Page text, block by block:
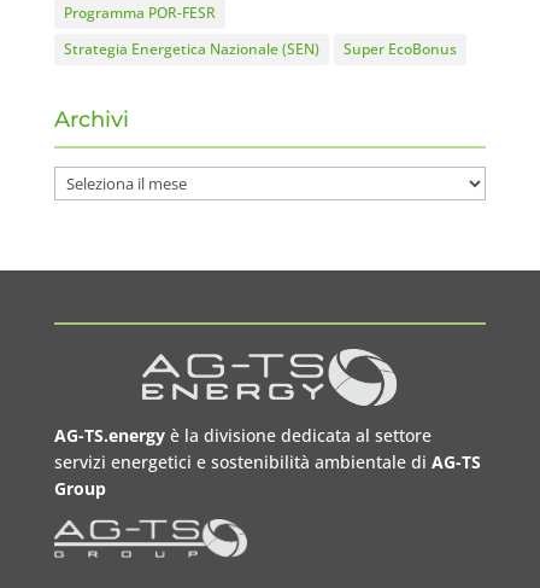
Programma POR-FESR
Strategia Energetica Nazionale (SEN)
Super EcoBonus
Archivi
Archivi
AG-TS.energyè la divisione dedicata al settore
servizi energetici e sostenibilità ambientale di AG-TS
Group